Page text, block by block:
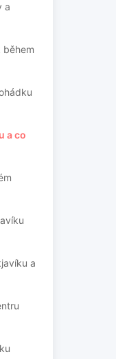
a
během
a co
a